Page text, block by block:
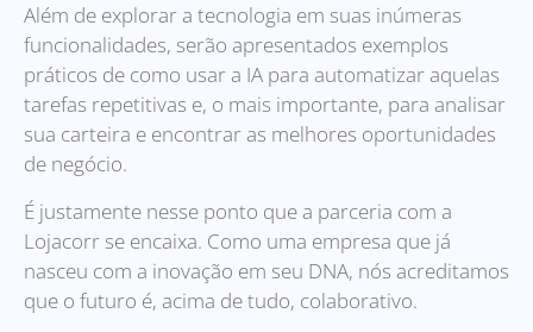
Além de explorar a tecnologia em suas inúmeras
funcionalidades, serão apresentados exemplos
práticos de como usar a IA para automatizar aquelas
tarefas repetitivas e, o mais importante, para analisar
sua carteira e encontrar as melhores oportunidades
de negócio.
É justamente nesse ponto que a parceria com a
Lojacorr se encaixa. Como uma empresa que já
nasceu com a inovação em seu DNA, nós acreditamos
que o futuro é, acima de tudo, colaborativo.